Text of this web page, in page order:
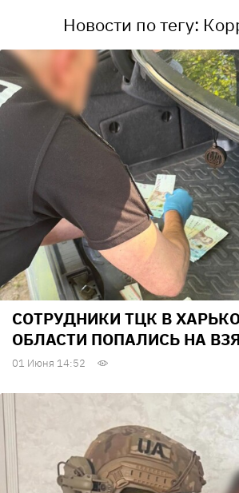
Новости по тегу:
СОТРУДНИКИ ТЦК В
ОБЛАСТИ ПОПАЛИСЬ НА
01 Июня 14:52